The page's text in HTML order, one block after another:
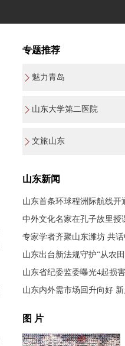
专题推荐
魅力青岛
山东大学第二医院
文旅山东
山东新闻
山东首条环球程洲际航线开
中外文化名家在孔子故里授
专家学者齐聚山东潍坊 共
山东出台新法规守护“从农
山东省纪委监委曝光4起损
山东内外需市场回升向好
图 片